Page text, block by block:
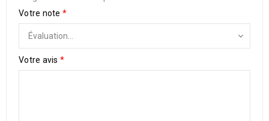
Votre note *
Votre avis *